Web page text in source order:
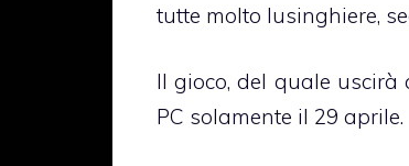
tutte molto lusinghiere,
Il gioco, del quale uscirà
PC solamente il 29 aprile.